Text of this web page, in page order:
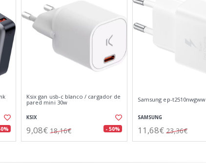
Ksix gan usb-c blanco / cargador de
pared mini 30w
KSIX
9,08€ 18,16€ - 50%
Samsung ep-t2510nwgww
SAMSUNG
11,68€ 23,36€